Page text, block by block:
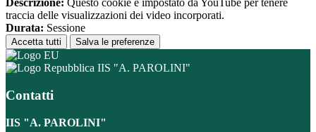
Descrizione: Questo cookie è impostato da YouTube per tenere
traccia delle visualizzazioni dei video incorporati.
Durata: Sessione
Accetta tutti Salva le preferenze
IIS "A. PAROLINI"
Contatti
IIS "A. PAROLINI"